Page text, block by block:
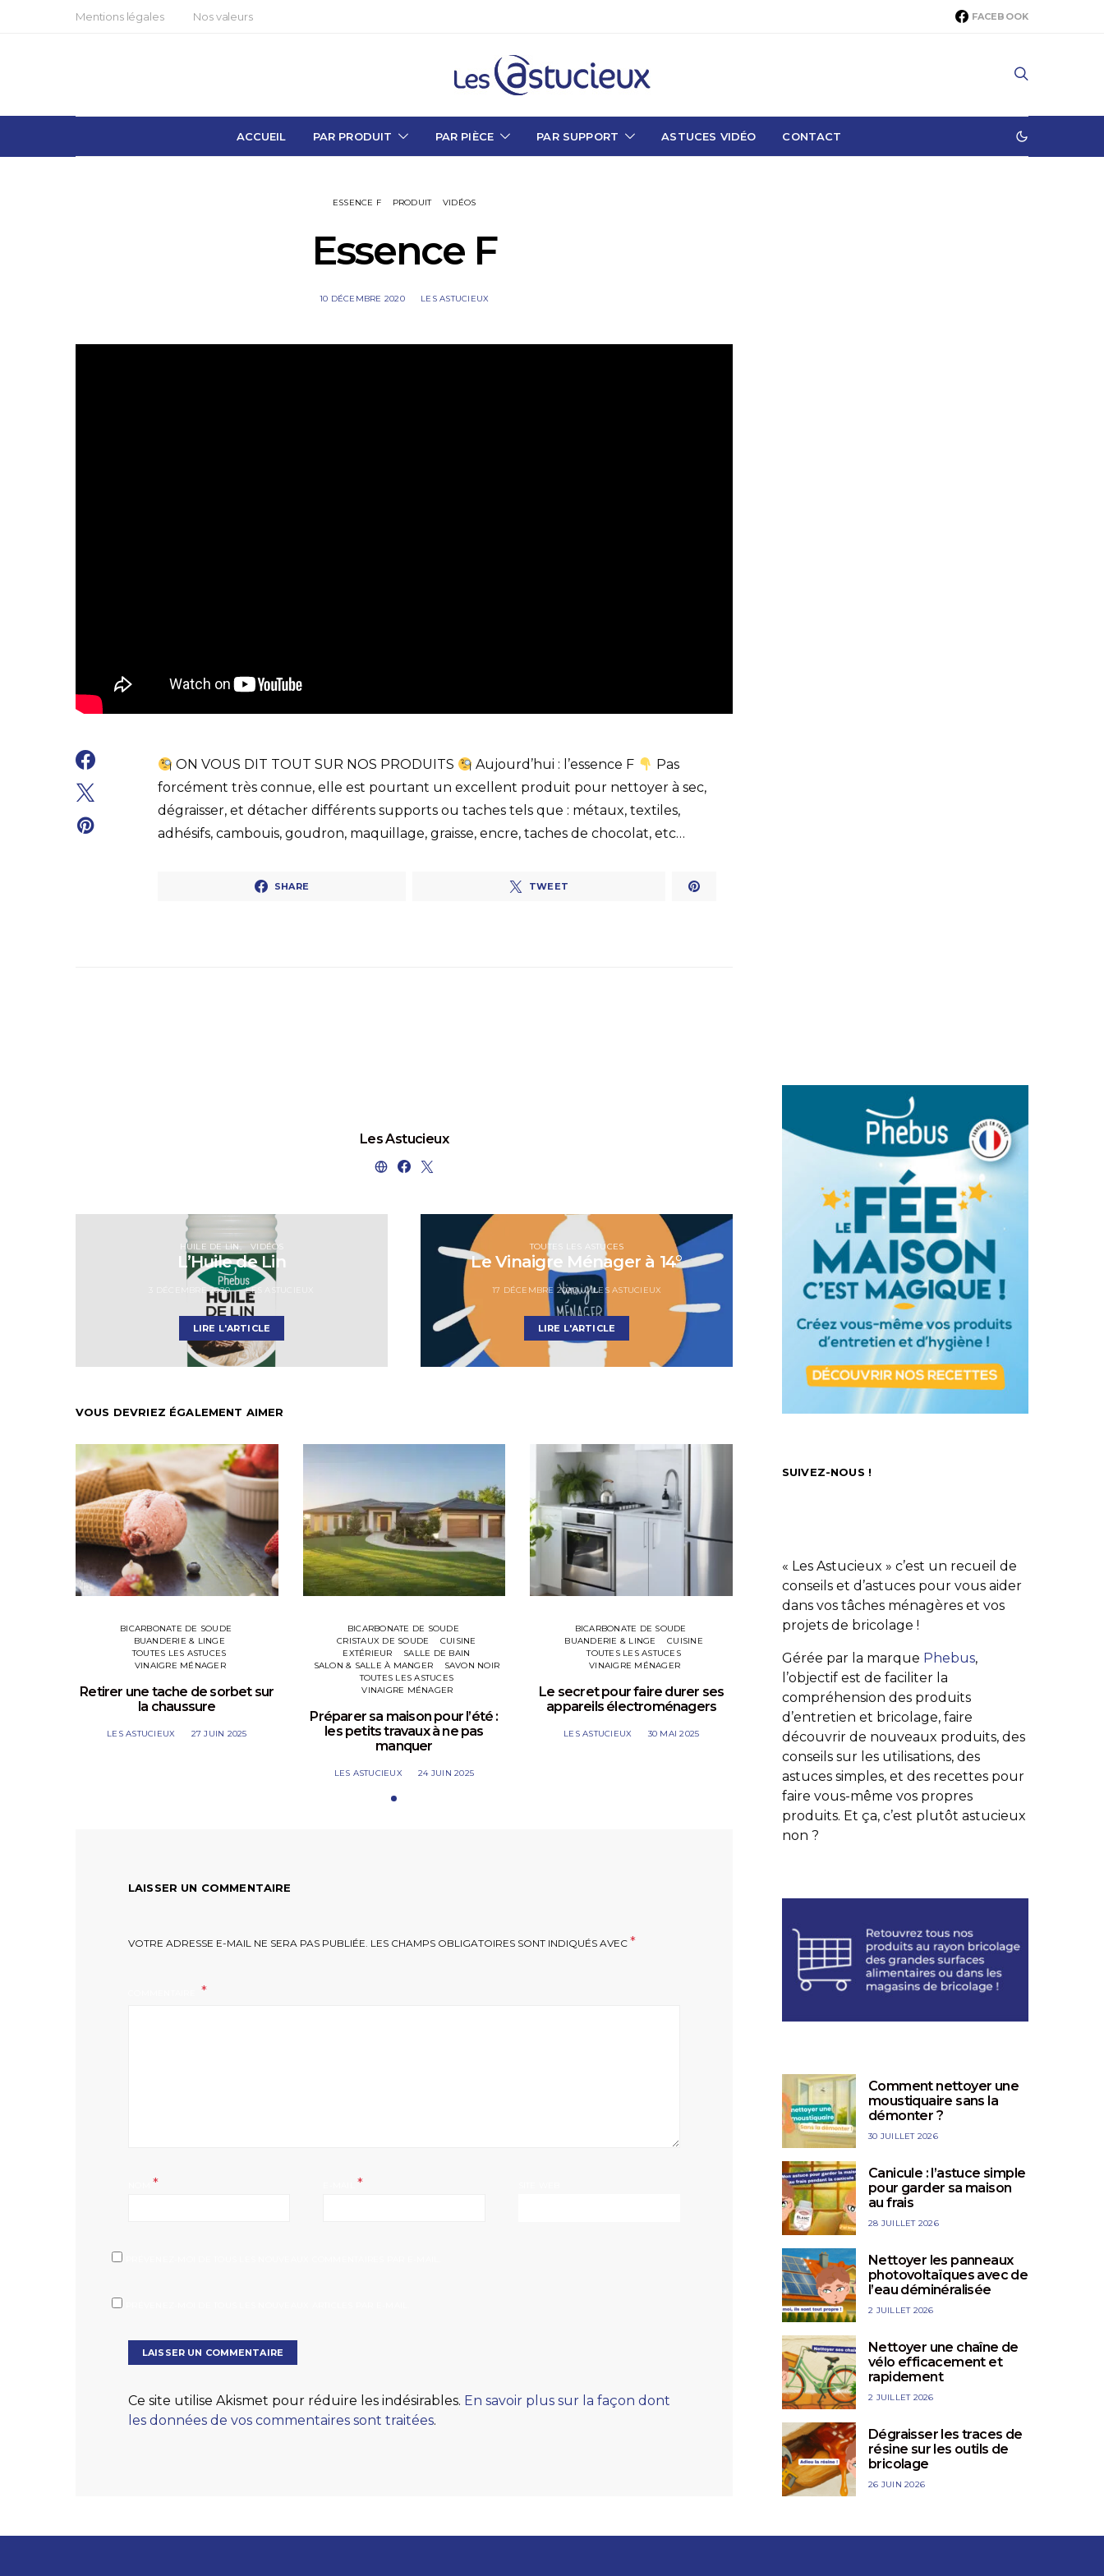
Mentions légales Nos valeurs FACEBOOK
ACCUEIL PAR PRODUIT PAR PIÈCE PAR SUPPORT ASTUCES VIDÉO CONTACT
ESSENCE F PRODUIT VIDÉOS
Essence F
10 DÉCEMBRE 2020 LES ASTUCIEUX
ON VOUS DIT TOUT SUR NOS PRODUITS Aujourd’hui : l’essence F
Pas
forcément très connue, elle est pourtant un excellent produit pour nettoyer à sec,
dégraisser, et détacher différents supports ou taches tels que : métaux, textiles,
adhésifs, cambouis, goudron, maquillage, graisse, encre, taches de chocolat, etc…
SHARE TWEET
Les Astucieux
HUILE DE LIN VIDÉOS
L’Huile de Lin
3 DÉCEMBRE 2020 LES ASTUCIEUX
LIRE L'ARTICLE
TOUTES LES ASTUCES
Le Vinaigre Ménager à 14°
17 DÉCEMBRE 2020 LES ASTUCIEUX
LIRE L'ARTICLE
VOUS DEVRIEZ ÉGALEMENT AIMER
BICARBONATE DE SOUDE
BUANDERIE & LINGE
TOUTES LES ASTUCES
VINAIGRE MÉNAGER
Retirer une tache de sorbet sur
la chaussure
LES ASTUCIEUX 27 JUIN 2025
BICARBONATE DE SOUDE
CRISTAUX DE SOUDE
CUISINE
EXTÉRIEUR
SALLE DE BAIN
SALON & SALLE À MANGER
SAVON NOIR
TOUTES LES ASTUCES
VINAIGRE MÉNAGER
Préparer sa maison pour l’été :
les petits travaux à ne pas
manquer
LES ASTUCIEUX 24 JUIN 2025
BICARBONATE DE SOUDE
BUANDERIE & LINGE
CUISINE
TOUTES LES ASTUCES
VINAIGRE MÉNAGER
Le secret pour faire durer ses
appareils électroménagers
LES ASTUCIEUX 30 MAI 2025
BICARBONATE DE SOUDE
CHAMBRE
HUILE DE LIN
SALON & SALLE À MANGER
TOUTES LES ASTUCES
WHITE SPIRIT
Repeindre un meuble en bois
LES ASTUCIEUX 28 MAI 2025
LAISSER UN COMMENTAIRE
VOTRE ADRESSE E-MAIL NE SERA PAS PUBLIÉE. LES CHAMPS OBLIGATOIRES SONT INDIQUÉS AVEC *
* E-MAIL*
Ce site utilise Akismet pour réduire les indésirables. En savoir plus sur la façon dont
les données de vos commentaires sont traitées.
SUIVEZ-NOUS !
« Les Astucieux » c’est un recueil de
conseils et d’astuces pour vous aider
dans vos tâches ménagères et vos
projets de bricolage !
Gérée par la marque Phebus,
l’objectif est de faciliter la
compréhension des produits
d’entretien et bricolage, faire
découvrir de nouveaux produits, des
conseils sur les utilisations, des
astuces simples, et des recettes pour
faire vous-même vos propres
produits. Et ça, c’est plutôt astucieux
non ?
Comment nettoyer une
moustiquaire sans la
démonter ?
30 JUILLET 2026
Canicule : l’astuce simple
pour garder sa maison
au frais
28 JUILLET 2026
Nettoyer les panneaux
photovoltaïques avec de
l’eau déminéralisée
2 JUILLET 2026
Nettoyer une chaîne de
vélo efficacement et
rapidement
2 JUILLET 2026
Dégraisser les traces de
résine sur les outils de
bricolage
26 JUIN 2026